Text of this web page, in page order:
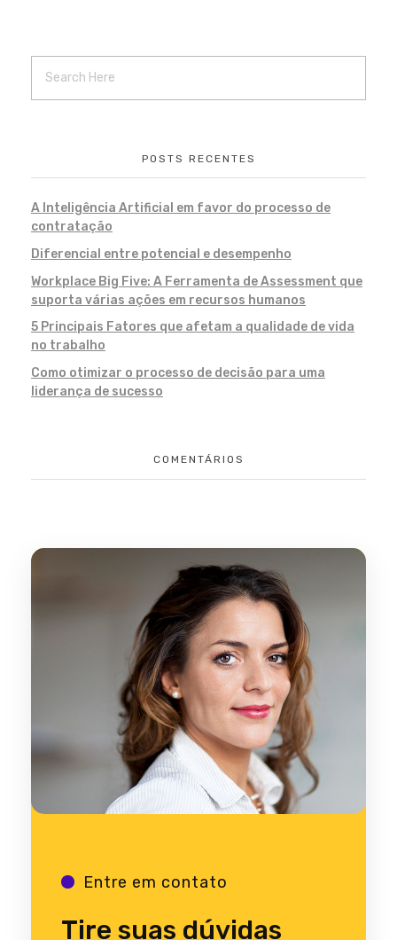
POSTS RECENTES
A Inteligência Artificial em favor do processo de
contratação
Diferencial entre potencial e desempenho
Workplace Big Five: A Ferramenta de Assessment que
suporta várias ações em recursos humanos
5 Principais Fatores que afetam a qualidade de vida
no trabalho
Como otimizar o processo de decisão para uma
liderança de sucesso
COMENTÁRIOS
Entre em contato
Tire suas dúvidas